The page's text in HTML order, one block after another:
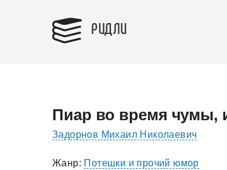
РИДЛИ
Пиар во время чумы,
Задорнов Михаил Николаевич
Жанр: Потешки и прочий юмор